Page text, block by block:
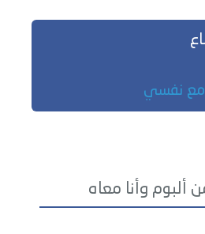
مع نفسي
ألبوم وأنا معاه